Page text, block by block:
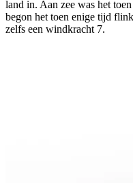
land in. Aan zee was het
begon het toen enige tijd
zelfs een windkracht 7.